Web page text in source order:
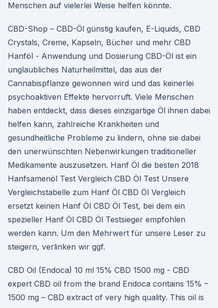
Menschen auf vielerlei Weise helfen könnte.
CBD-Shop – CBD-Öl günstig kaufen, E-Liquids, CBD
Crystals, Creme, Kapseln, Bücher und mehr CBD
Hanföl - Anwendung und Dosierung CBD-Öl ist ein
unglaubliches Naturheilmittel, das aus der
Cannabispflanze gewonnen wird und das keinerlei
psychoaktiven Effekte hervorruft. Viele Menschen
haben entdeckt, dass dieses einzigartige Öl ihnen dabei
helfen kann, zahlreiche Krankheiten und
gesundheitliche Probleme zu lindern, ohne sie dabei
den unerwünschten Nebenwirkungen traditioneller
Medikamente auszusetzen. Hanf Öl die besten 2018
Hanfsamenöl Test Vergleich CBD Öl Test Unsere
Vergleichstabelle zum Hanf Öl CBD Öl Vergleich
ersetzt keinen Hanf Öl CBD Öl Test, bei dem ein
spezieller Hanf Öl CBD Öl Testsieger empfohlen
werden kann. Um den Mehrwert für unsere Leser zu
steigern, verlinken wir ggf.
CBD Oil (Endoca) 10 ml 15% CBD 1500 mg - CBD
expert CBD oil from the brand Endoca contains 15% –
1500 mg – CBD extract of very high quality. This oil is